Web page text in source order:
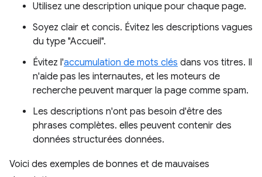
Utilisez une description unique pour chaque page.
Soyez clair et concis. Évitez les descriptions vagues
du type "Accueil".
Évitez l'accumulation de mots clés dans vos titres. Il
n'aide pas les internautes, et les moteurs de
recherche peuvent marquer la page comme spam.
Les descriptions n'ont pas besoin d'être des
phrases complètes. elles peuvent contenir des
données structurées données.
Voici des exemples de bonnes et de mauvaises